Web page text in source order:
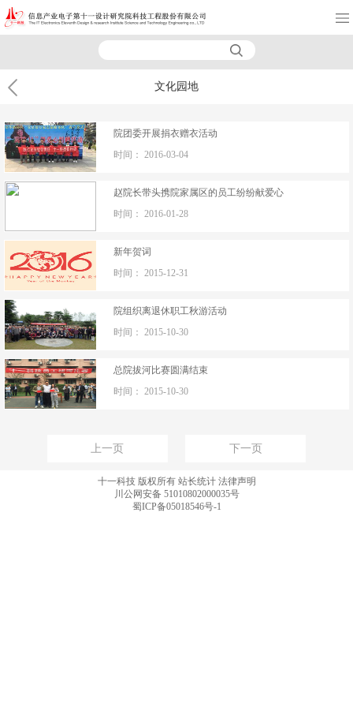
文化园地
院团委开展捐衣赠衣活动
时间：2016-03-04
赵院长带头携院家属区的员工纷纷献爱心
时间：2016-01-28
新年贺词
时间：2015-12-31
院组织离退休职工秋游活动
时间：2015-10-30
总院拔河比赛圆满结束
时间：2015-10-30
上一页 下一页
十一科技 版权所有 站长统计 法律声明
川公网安备 51010802000035号
蜀ICP备05018546号-1